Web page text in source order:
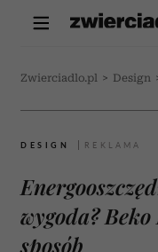
Zwierciadlo.pl > Design
DESIGN
wygoda?
sposób